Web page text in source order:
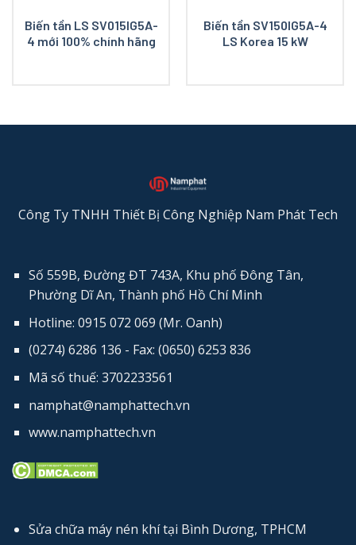
Biến tần LS SV015IG5A-
4 mới 100% chính hãng
Biến tần SV150IG5A-4
LS Korea 15 kW
Công Ty TNHH Thiết Bị Công Nghiệp Nam Phát Tech
Số 559B, Đường ĐT 743A, Khu phố Đông Tân,
Phường Dĩ An, Thành phố Hồ Chí Minh
Hotline: 0915 072 069 (Mr. Oanh)
(0274) 6286 136 - Fax: (0650) 6253​ 836
Mã số thuế: 3702233561
namphat@namphattech.vn
www.namphattech.vn
Sửa chữa máy nén khí tại Bình Dương, TPHCM